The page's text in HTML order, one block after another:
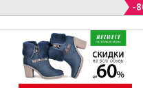
-